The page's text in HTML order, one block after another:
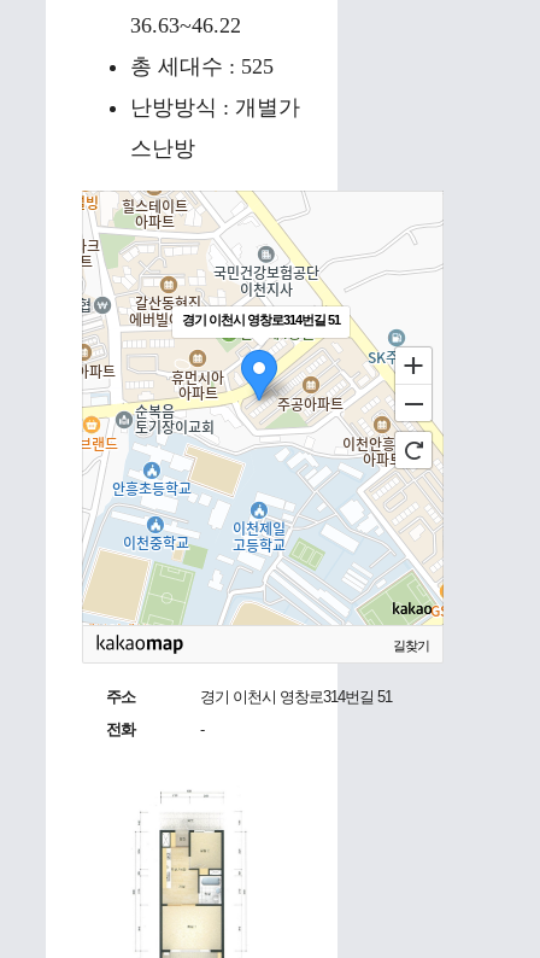
36.63~46.22
총 세대수 : 525
난방방식 : 개별가
스난방
경기 이천시 영창로314번길 51
길찾기
주소
경기 이천시 영창로314번길 51
전화
-